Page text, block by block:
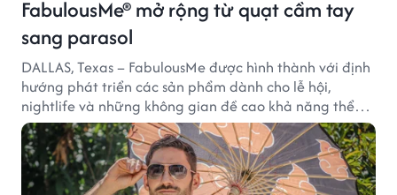
FabulousMe® mở rộng từ quạt cầm tay
sang parasol
DALLAS, Texas – FabulousMe được hình thành với định
hướng phát triển các sản phẩm dành cho lễ hội,
nightlife và những không gian đề cao khả năng thể
hiện bản thân. Trong quá trình xây dựng thương hiệu,
quạt cầm tay trở thành dòng sản phẩm tạo được
thành công ban đầu, giúp FabulousMe từng bước mở
rộng mức độ hiện diện trên thị trường.